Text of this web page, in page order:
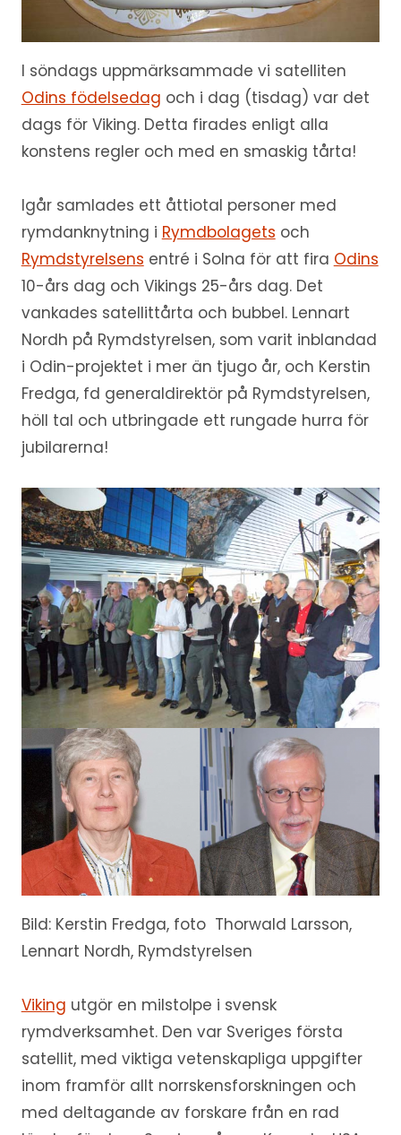
I söndags uppmärksammade vi satelliten
Odins födelsedag och i dag (tisdag) var det
dags för Viking. Detta firades enligt alla
konstens regler och med en smaskig tårta!
Igår samlades ett åttiotal personer med
rymdanknytning i Rymdbolagets och
Rymdstyrelsens entré i Solna för att fira Odins
10-års dag och Vikings 25-års dag. Det
vankades satellittårta och bubbel. Lennart
Nordh på Rymdstyrelsen, som varit inblandad
i Odin-projektet i mer än tjugo år, och Kerstin
Fredga, fd generaldirektör på Rymdstyrelsen,
höll tal och utbringade ett rungade hurra för
jubilarerna!
Bild: Kerstin Fredga, foto Thorwald Larsson,
Lennart Nordh, Rymdstyrelsen
Viking utgör en milstolpe i svensk
rymdverksamhet. Den var Sveriges första
satellit, med viktiga vetenskapliga uppgifter
inom framför allt norrskensforskningen och
med deltagande av forskare från en rad